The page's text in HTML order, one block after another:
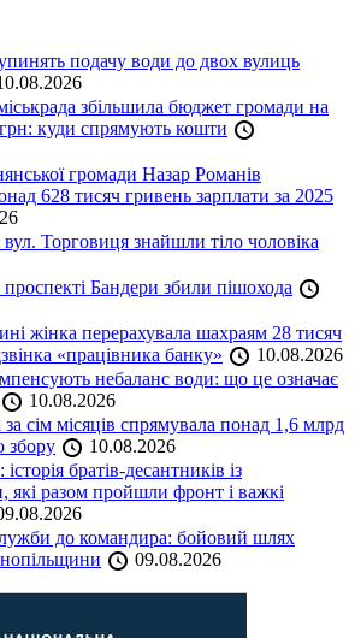
подачу води до двох вулиць
збільшила бюджет громади на
куди спрямують кошти
громади Назар Романів
628 тисяч гривень зарплати за 2025
Торговиця знайшли тіло чоловіка
Бандери збили пішохода
жінка перерахувала шахраям 28 тисяч
«працівника банку»
10.08.2026
небаланс води: що це означає
10.08.2026
сім місяців спрямувала понад 1,6 млрд
збору
10.08.2026
братів-десантників із
які разом пройшли фронт і важкі
до командира: бойовий шлях
09.08.2026